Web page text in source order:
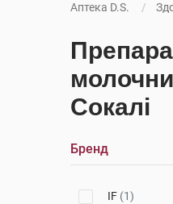
Аптека D.S.
Сокалі
Бренд
IF (1)